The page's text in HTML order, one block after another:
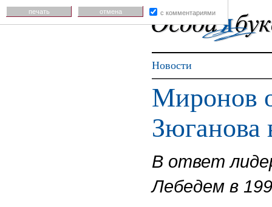
Новости
Миронов
Зюганова
В ответ
Лебедем в
печать отмена с комментариями